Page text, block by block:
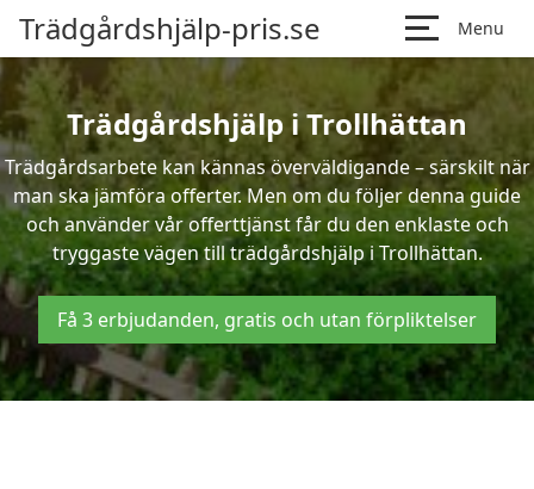
Trädgårdshjälp-pris.se Menu
Trädgårdshjälp i Trollhättan
Trädgårdsarbete kan kännas överväldigande – särskilt när
man ska jämföra offerter. Men om du följer denna guide
och använder vår offerttjänst får du den enklaste och
tryggaste vägen till trädgårdshjälp i Trollhättan.
Få 3 erbjudanden, gratis och utan förpliktelser